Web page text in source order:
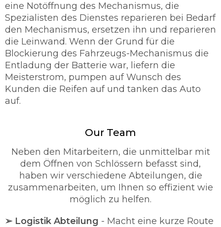
eine Notöffnung des Mechanismus, die
Spezialisten des Dienstes reparieren bei Bedarf
den Mechanismus, ersetzen ihn und reparieren
die Leinwand. Wenn der Grund für die
Blockierung des Fahrzeugs-Mechanismus die
Entladung der Batterie war, liefern die
Meisterstrom, pumpen auf Wunsch des
Kunden die Reifen auf und tanken das Auto
auf.
Our Team
Neben den Mitarbeitern, die unmittelbar mit
dem Öffnen von Schlössern befasst sind,
haben wir verschiedene Abteilungen, die
zusammenarbeiten, um Ihnen so effizient wie
möglich zu helfen.
➢ Logistik Abteilung - Macht eine kurze Route